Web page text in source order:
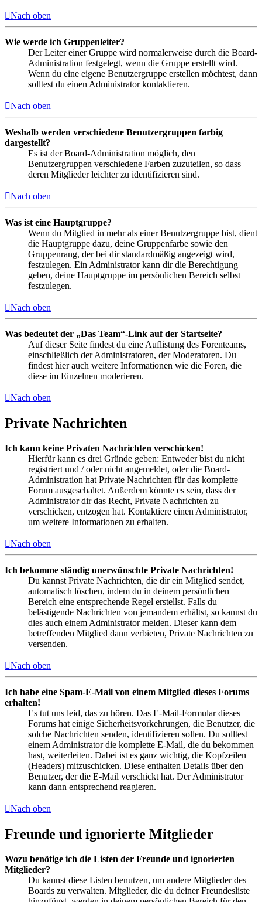
Nach oben
Wie werde ich Gruppenleiter?
Der Leiter einer Gruppe wird normalerweise durch die Board-
Administration festgelegt, wenn die Gruppe erstellt wird.
Wenn du eine eigene Benutzergruppe erstellen möchtest, dann
solltest du einen Administrator kontaktieren.
Nach oben
Weshalb werden verschiedene Benutzergruppen farbig
dargestellt?
Es ist der Board-Administration möglich, den
Benutzergruppen verschiedene Farben zuzuteilen, so dass
deren Mitglieder leichter zu identifizieren sind.
Nach oben
Was ist eine Hauptgruppe?
Wenn du Mitglied in mehr als einer Benutzergruppe bist, dient
die Hauptgruppe dazu, deine Gruppenfarbe sowie den
Gruppenrang, der bei dir standardmäßig angezeigt wird,
festzulegen. Ein Administrator kann dir die Berechtigung
geben, deine Hauptgruppe im persönlichen Bereich selbst
festzulegen.
Nach oben
Was bedeutet der „Das Team“-Link auf der Startseite?
Auf dieser Seite findest du eine Auflistung des Forenteams,
einschließlich der Administratoren, der Moderatoren. Du
findest hier auch weitere Informationen wie die Foren, die
diese im Einzelnen moderieren.
Nach oben
Private Nachrichten
Ich kann keine Privaten Nachrichten verschicken!
Hierfür kann es drei Gründe geben: Entweder bist du nicht
registriert und / oder nicht angemeldet, oder die Board-
Administration hat Private Nachrichten für das komplette
Forum ausgeschaltet. Außerdem könnte es sein, dass der
Administrator dir das Recht, Private Nachrichten zu
verschicken, entzogen hat. Kontaktiere einen Administrator,
um weitere Informationen zu erhalten.
Nach oben
Ich bekomme ständig unerwünschte Private Nachrichten!
Du kannst Private Nachrichten, die dir ein Mitglied sendet,
automatisch löschen, indem du in deinem persönlichen
Bereich eine entsprechende Regel erstellst. Falls du
belästigende Nachrichten von jemandem erhältst, so kannst du
dies auch einem Administrator melden. Dieser kann dem
betreffenden Mitglied dann verbieten, Private Nachrichten zu
versenden.
Nach oben
Ich habe eine Spam-E-Mail von einem Mitglied dieses Forums
erhalten!
Es tut uns leid, das zu hören. Das E-Mail-Formular dieses
Forums hat einige Sicherheitsvorkehrungen, die Benutzer, die
solche Nachrichten senden, identifizieren sollen. Du solltest
einem Administrator die komplette E-Mail, die du bekommen
hast, weiterleiten. Dabei ist es ganz wichtig, die Kopfzeilen
(Headers) mitzuschicken. Diese enthalten Details über den
Benutzer, der die E-Mail verschickt hat. Der Administrator
kann dann entsprechend reagieren.
Nach oben
Freunde und ignorierte Mitglieder
Wozu benötige ich die Listen der Freunde und ignorierten
Mitglieder?
Du kannst diese Listen benutzen, um andere Mitglieder des
Boards zu verwalten. Mitglieder, die du deiner Freundesliste